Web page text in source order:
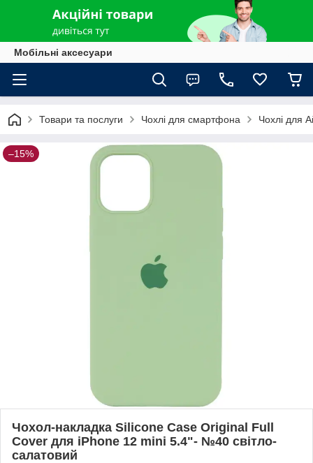
Мобільні аксесуари
Товари та послуги Чохлі для смартфона Чохлі для
–15%
Чохол-накладка Silicone Case Original Full
Cover для iPhone 12 mini 5.4"- №40 світло-
салатовий